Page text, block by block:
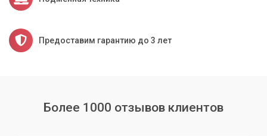
Предоставим гарантию до 3 лет
Более 1000 отзывов клиентов